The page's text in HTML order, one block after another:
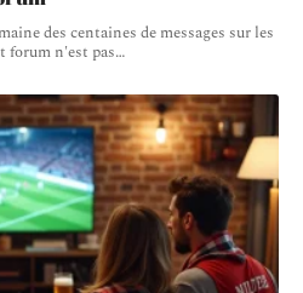
des centaines de messages sur les
forum n'est pas…